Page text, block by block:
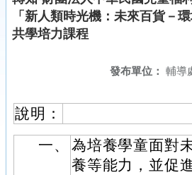
「新人類時光機：未來百貨－
共學培力課程
發布單位： 輔導
說明：
一、
為培養學童面對
養等能力，並促